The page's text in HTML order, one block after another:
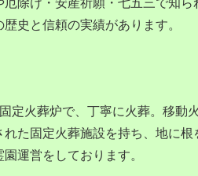
厄除け・安産祈願・七五三で知
歴史と信頼の実績があります。
定火葬炉で、丁寧に火葬。移動
れた固定火葬施設を持ち、地に
園運営をしております。